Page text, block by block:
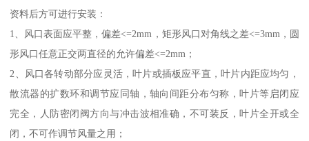
资料后方可进行安装：
1、风口表面应平整，偏差<=2mm，矩形风口对角线之差<=3mm，圆
形风口任意正交两直径的允许偏差<=2mm；
2、风口各转动部分应灵活，叶片或插板应平直，叶片内距应均匀，
散流器的扩数环和调节应同轴，轴向间距分布匀称，叶片等启闭应
完全，人防密闭阀方向与冲击波相准确，不可装反，叶片全开或全
闭，不可作调节风量之用；